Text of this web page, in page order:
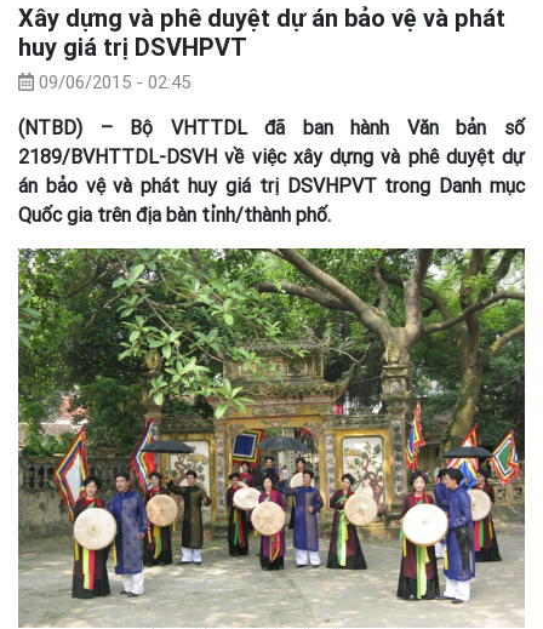
Xây dựng và phê duyệt dự án bảo vệ và phát
huy giá trị DSVHPVT
09/06/2015 - 02:45
(NTBD) – Bộ VHTTDL đã ban hành Văn bản số
2189/BVHTTDL-DSVH về việc xây dựng và phê duyệt dự
án bảo vệ và phát huy giá trị DSVHPVT trong Danh mục
Quốc gia trên địa bàn tỉnh/thành phố.